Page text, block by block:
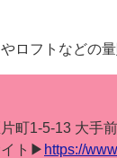
ロフトなどの
町1-5-13 大手
イト▶ https://